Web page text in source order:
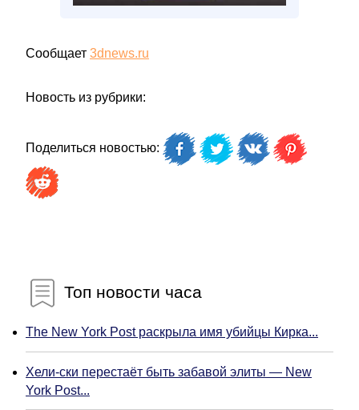
Сообщает 3dnews.ru
Новость из рубрики:
Поделиться новостью:
Топ новости часа
The New York Post раскрыла имя убийцы Кирка...
Хели-ски перестаёт быть забавой элиты — New
York Post...